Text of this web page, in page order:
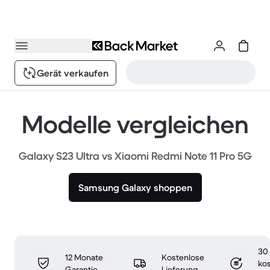
Gerät verkaufen
Modelle vergleichen
Galaxy S23 Ultra vs Xiaomi Redmi Note 11 Pro 5G
Samsung Galaxy shoppen
12 Monate
Kostenlose
30